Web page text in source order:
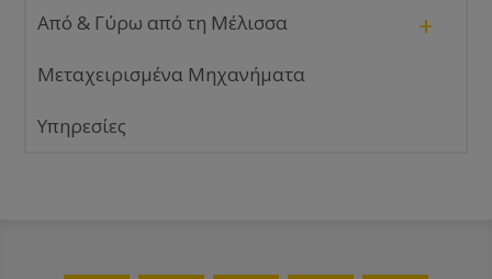
Από & Γύρω από τη Μέλισσα +
Μεταχειρισμένα Μηχανήματα
Υπηρεσίες